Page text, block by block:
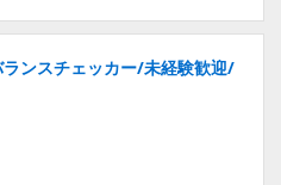
ランスチェッカー/未経験歓迎/